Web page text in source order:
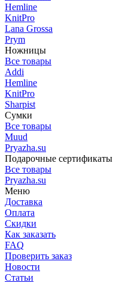
Hemline
KnitPro
Lana Grossa
Prym
Ножницы
Все товары
Addi
Hemline
KnitPro
Sharpist
Сумки
Все товары
Muud
Pryazha.su
Подарочные сертификаты
Все товары
Pryazha.su
Меню
Доставка
Оплата
Скидки
Как заказать
FAQ
Проверить заказ
Новости
Статьи